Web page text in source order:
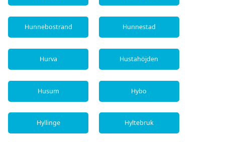
Hunnebostrand Hunnestad
Hurva Hustahöjden
Husum Hybo
Hyllinge Hyltebruk